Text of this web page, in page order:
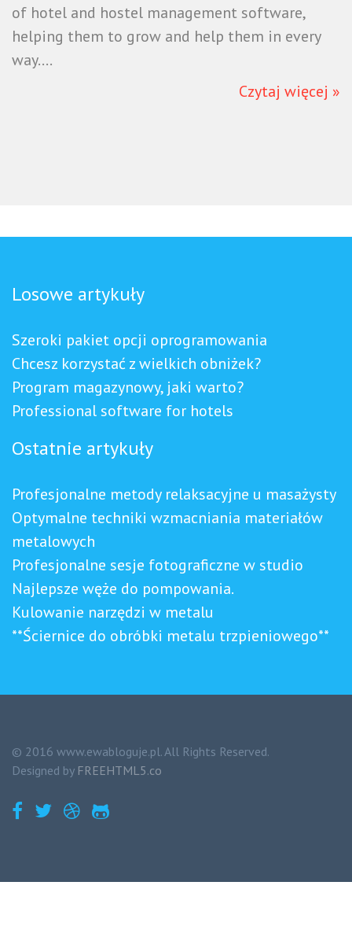
of hotel and hostel management software,
helping them to grow and help them in every
way....
Czytaj więcej »
Losowe artykuły
Szeroki pakiet opcji oprogramowania
Chcesz korzystać z wielkich obniżek?
Program magazynowy, jaki warto?
Professional software for hotels
Ostatnie artykuły
Profesjonalne metody relaksacyjne u masażysty
Optymalne techniki wzmacniania materiałów
metalowych
Profesjonalne sesje fotograficzne w studio
Najlepsze węże do pompowania.
Kulowanie narzędzi w metalu
**Ściernice do obróbki metalu trzpieniowego**
© 2016 www.ewabloguje.pl. All Rights Reserved.
Designed by FREEHTML5.co